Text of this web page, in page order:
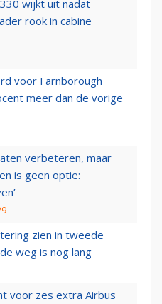
wijkt uit nadat
rook in cabine
voor Farnborough
meer dan de vorige
verbeteren, maar
is geen optie:
zien in tweede
weg is nog lang
voor zes extra Airbus